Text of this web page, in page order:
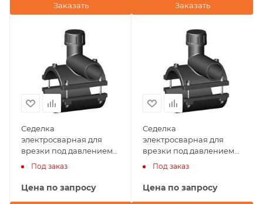
Заказать Заказать
Седелка
электросварная для
врезки под давлением
140х20 NTG Plastik
(Турция)
Под заказ
Цена по запросу
Седелка
электросварная для
врезки под давлением
110x50 NTG Plastik
(Турция)
Под заказ
Цена по запросу